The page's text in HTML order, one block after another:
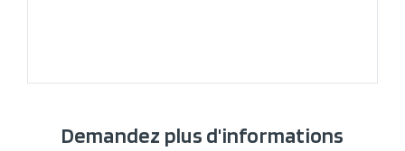
Demandez plus d'informations